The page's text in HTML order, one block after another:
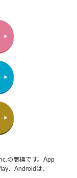
の商標です。App
、Androidは、